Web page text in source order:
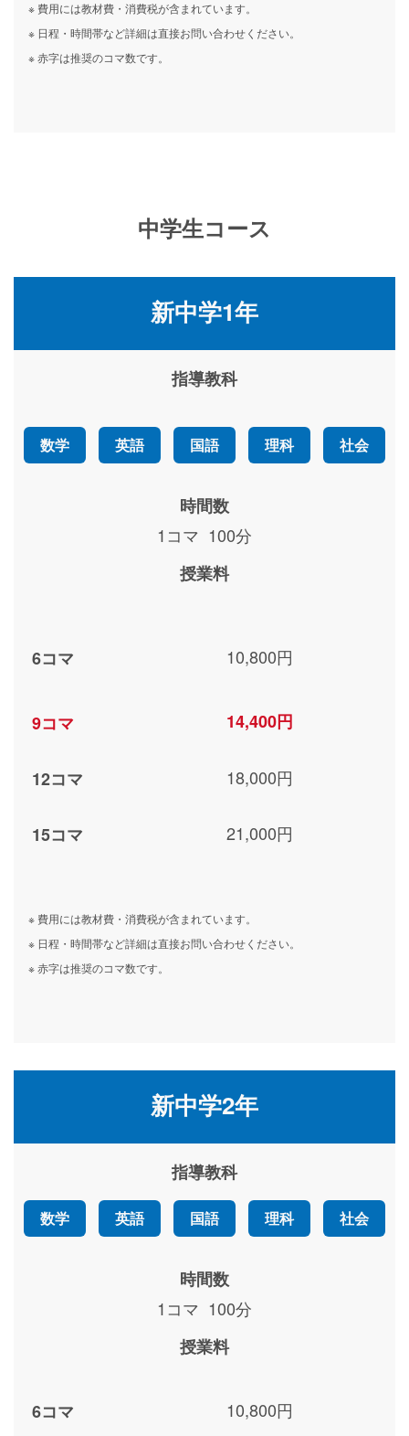
※ 費用には教材費・消費税が含まれています。
※ 日程・時間帯など詳細は直接お問い合わせください。
※ 赤字は推奨のコマ数です。
中学生コース
新中学1年
指導教科
数学 英語 国語 理科 社会
時間数
1コマ 100分
授業料
6コマ 10,800円
9コマ 14,400円
12コマ 18,000円
15コマ 21,000円
※ 費用には教材費・消費税が含まれています。
※ 日程・時間帯など詳細は直接お問い合わせください。
※ 赤字は推奨のコマ数です。
新中学2年
指導教科
数学 英語 国語 理科 社会
時間数
1コマ 100分
授業料
6コマ 10,800円